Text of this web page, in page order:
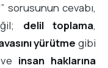
sorusunun cevabı,
delil toplama,
yürütme gibi
ve insan haklarına